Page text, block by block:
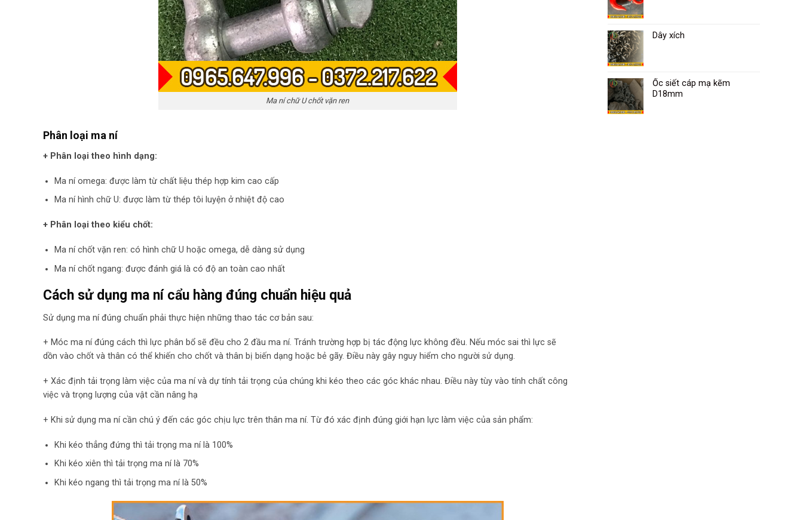
Ma ní chữ U chốt vặn ren
Phân loại ma ní
+ Phân loại theo hình dạng:
Ma ní omega: được làm từ chất liệu thép hợp kim cao cấp
Ma ní hình chữ U: được làm từ thép tôi luyện ở nhiệt độ cao
+ Phân loại theo kiểu chốt:
Ma ní chốt vặn ren: có hình chữ U hoặc omega, dễ dàng sử dụng
Ma ní chốt ngang: được đánh giá là có độ an toàn cao nhất
Cách sử dụng ma ní cẩu hàng đúng chuẩn hiệu quả
Sử dụng ma ní đúng chuẩn phải thực hiện những thao tác cơ bản sau:
+ Móc ma ní đúng cách thì lực phân bổ sẽ đều cho 2 đầu ma ní. Tránh trường hợp bị tác động lực không đều. Nếu móc sai thì lực sẽ
dồn vào chốt và thân có thể khiến cho chốt và thân bị biến dạng hoặc bẻ gãy. Điều này gây nguy hiểm cho người sử dụng.
+ Xác định tải trọng làm việc của ma ní và dự tính tải trọng của chúng khi kéo theo các góc khác nhau. Điều này tùy vào tính chất công
việc và trọng lượng của vật cần nâng hạ
+ Khi sử dụng ma ní cần chú ý đến các góc chịu lực trên thân ma ní. Từ đó xác định đúng giới hạn lực làm việc của sản phẩm:
Khi kéo thẳng đứng thì tải trọng ma ní là 100%
Khi kéo xiên thì tải trọng ma ní là 70%
Khi kéo ngang thì tải trọng ma ní là 50%
Dây xích
Ốc siết cáp mạ kẽm
D18mm